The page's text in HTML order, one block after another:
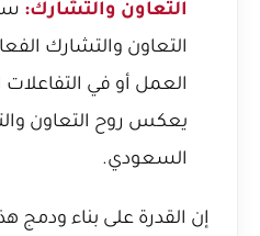
التعاون والتشارك:
التعاون والتشارك
العمل أو في التفاعلات
يعكس روح التعاون
السعودي.
إن القدرة على بناء ودمج